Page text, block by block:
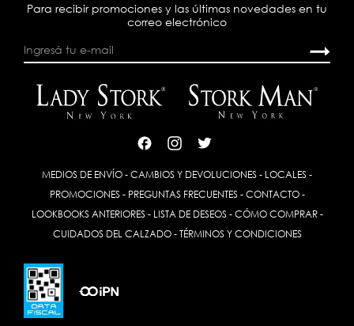
Para recibir promociones y las últimas novedades en tu
correo electrónico
MEDIOS DE ENVÍO - CAMBIOS Y DEVOLUCIONES - LOCALES -
PROMOCIONES- PREGUNTAS FRECUENTES- CONTACTO-
LOOKBOOKS ANTERIORES- LISTA DE DESEOS- CÓMO COMPRAR-
CUIDADOS DEL CALZADO- TÉRMINOS Y CONDICIONES